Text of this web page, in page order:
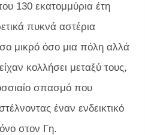
130 εκατομμύρια έτη
πυκνά αστέρια
μικρό όσο μια πόλη αλλά
κολλήσει μεταξύ τους,
σπασμό που
έναν ενδεικτικό
στον Γη.